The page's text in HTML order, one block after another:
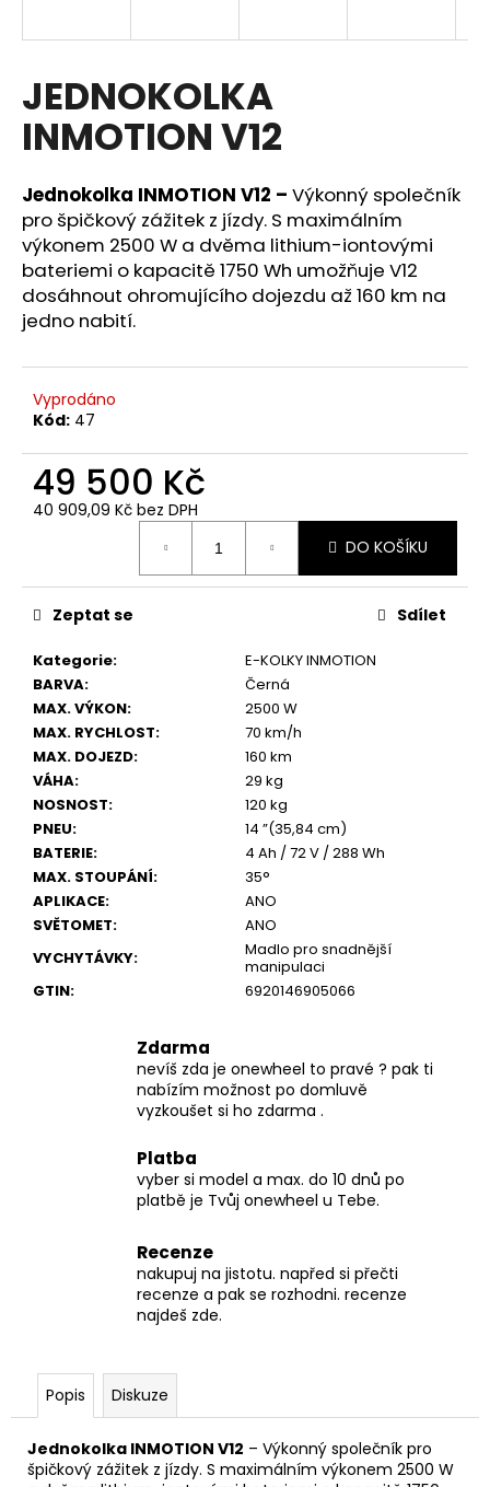
JEDNOKOLKA
INMOTION V12
Jednokolka INMOTION V12 – Výkonný společník
pro špičkový zážitek z jízdy. S maximálním
výkonem 2500 W a dvěma lithium-iontovými
bateriemi o kapacitě 1750 Wh umožňuje V12
dosáhnout ohromujícího dojezdu až 160 km na
jedno nabití.
Vyprodáno
Kód: 47
49 500 Kč
40 909,09 Kč bez DPH
DO KOŠÍKU
Kategorie:
E-KOLKY INMOTION
BARVA:
Černá
MAX. VÝKON:
2500 W
MAX. RYCHLOST:
70 km/h
MAX. DOJEZD:
160 km
VÁHA:
29 kg
NOSNOST:
120 kg
PNEU:
14 ”(35,84 cm)
BATERIE:
4 Ah / 72 V / 288 Wh
MAX. STOUPÁNÍ:
35°
APLIKACE:
ANO
SVĚTOMET:
ANO
VYCHYTÁVKY:
Madlo pro snadnější
manipulaci
GTIN: 6920146905066
Zeptat se Sdílet
Zdarma
nevíš zda je onewheel to pravé ? pak ti
nabízím možnost po domluvě
vyzkoušet si ho zdarma .
Platba
vyber si model a max. do 10 dnů po
platbě je Tvůj onewheel u Tebe.
Recenze
nakupuj na jistotu. napřed si přečti
recenze a pak se rozhodni. recenze
najdeš zde.
Popis Diskuze
Jednokolka INMOTION V12 – Výkonný společník pro
špičkový zážitek z jízdy. S maximálním výkonem 2500 W
t
?
HLEDAT
o
p
o
r
č
u
m
e
ONEWHEEL
GT
S-
SERIES
RALLY
XL
111
300
Kč